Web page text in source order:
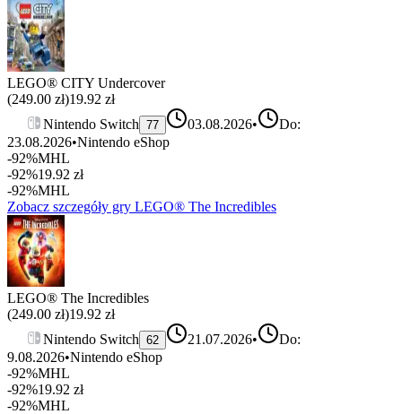
LEGO® CITY Undercover
(249.00 zł)19.92 zł
Nintendo Switch 77 03.08.2026•
Do:
23.08.2026•Nintendo eShop
-92%MHL
-92%19.92 zł
-92%MHL
Zobacz szczegóły gry LEGO® The Incredibles
LEGO® The Incredibles
(249.00 zł)19.92 zł
Nintendo Switch 62 21.07.2026•
Do:
9.08.2026•Nintendo eShop
-92%MHL
-92%19.92 zł
-92%MHL